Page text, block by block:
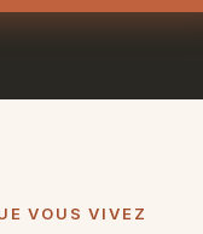
VOUS VIVEZ